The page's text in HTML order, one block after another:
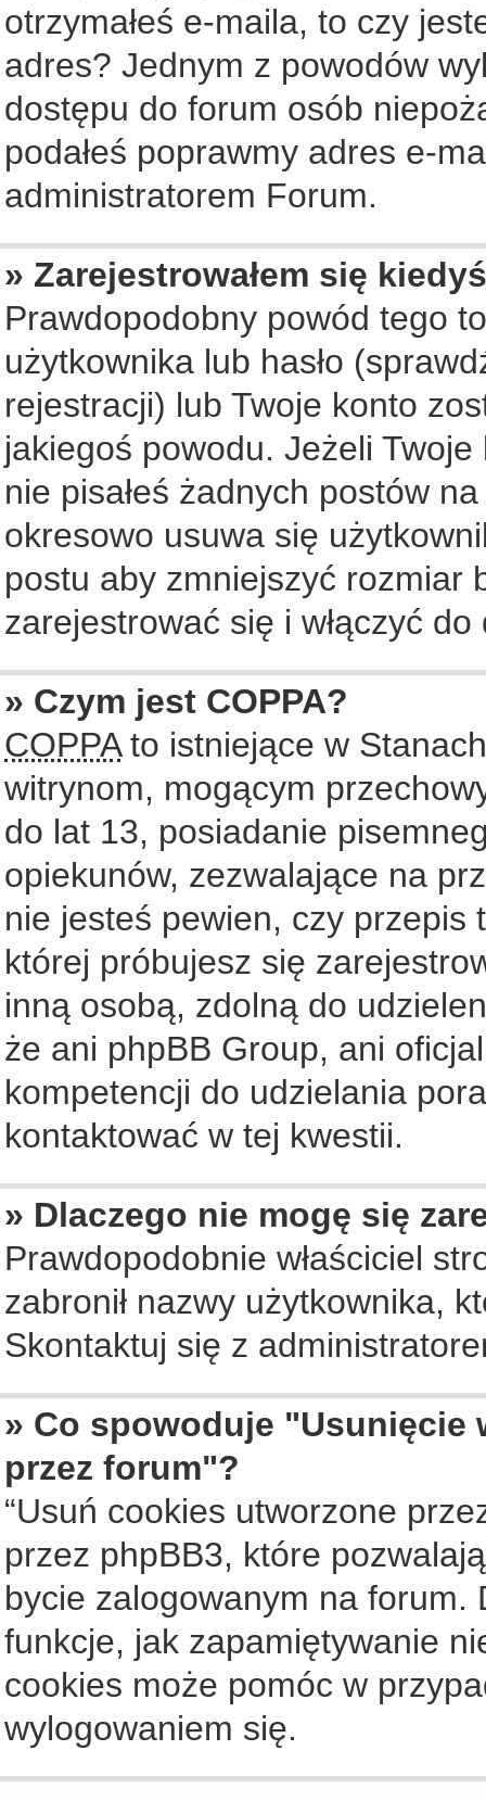
otrzymałeś e-maila, to czy
adres? Jednym z powodów
dostępu do forum osób
podałeś poprawmy adres e-
administratorem Forum.
» Zarejestrowałem się
Prawdopodobny powód tego
użytkownika lub hasło
rejestracji) lub Twoje konto
jakiegoś powodu. Jeżeli
nie pisałeś żadnych postów
okresowo usuwa się
postu aby zmniejszyć rozmiar
zarejestrować się i włączyć
» Czym jest COPPA?
COPPAto istniejące w
witrynom, mogącym
do lat 13, posiadanie
opiekunów, zezwalające na
nie jesteś pewien, czy przepis
której próbujesz się
inną osobą, zdolną do
że ani phpBB Group, ani
kompetencji do udzielania
kontaktować w tej kwestii.
» Dlaczego nie mogę się
Prawdopodobnie właściciel
zabronił nazwy użytkownika,
Skontaktuj się z
» Co spowoduje
przez forum"?
“Usuń cookies utworzone
przez phpBB3, które
bycie zalogowanym na forum.
funkcje, jak zapamiętywanie
cookies może pomóc w
wylogowaniem się.